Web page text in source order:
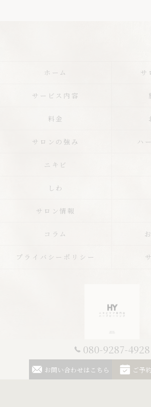
080-9287-4928
お問い合わせはこちら ご予
ホーム サ
サービス内容
料金
サロンの強み ハ
ニキビ
しわ
サロン情報
コラム
プライバシーポリシー
© 2026 栃木のエステならニキビケア専門店 ハーブ
RESERVED.